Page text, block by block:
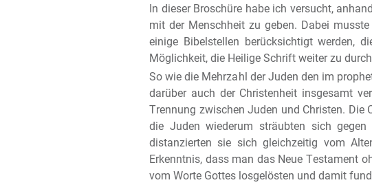
Der Knecht
Der Prophet
Das Lamm Gottes
Der Priester
Mittler und Fürsprecher
Söhne Gottes
Der Ehrwürdige
In dieser Broschüre habe ich versucht,
mit der Menschheit zu geben. Dabei
einige Bibelstellen berücksichtigt werden,
Möglichkeit, die Heilige Schrift weiter zu
So wie die Mehrzahl der Juden den im
darüber auch der Christenheit insgesamt
Trennung zwischen Juden und Christen. Die
die Juden wiederum sträubten sich
distanzierten sie sich gleichzeitig vom
Erkenntnis, dass man das Neue Testament
vom Worte Gottes losgelösten und damit